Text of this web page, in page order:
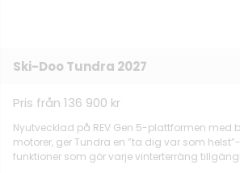
Ski-Doo Tundra 2027
Pris från 136 900 kr
Nyutvecklad på REV Gen 5-plattformen med
motorer, ger Tundra en ”ta dig var som
funktioner som gör varje vinterterräng